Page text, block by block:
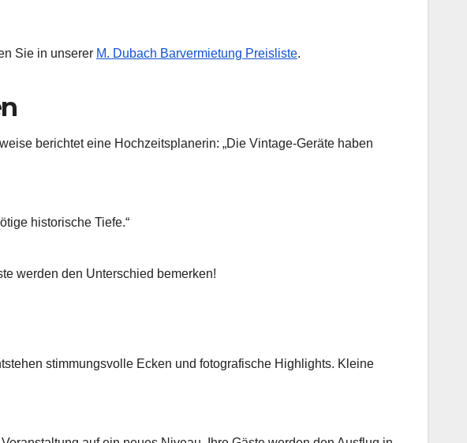
Sie in unserer M. Dubach Barvermietung Preisliste.
berichtet eine Hochzeitsplanerin: „Die Vintage-Geräte haben
historische Tiefe.“
werden den Unterschied bemerken!
stimmungsvolle Ecken und fotografische Highlights. Kleine